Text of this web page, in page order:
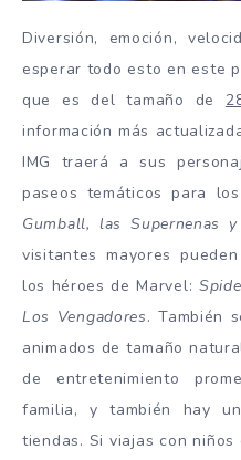
Diversión, emoción,
esperar todo esto en este
que es del tamaño de
información más
IMG traerá a sus
paseos temáticos para
Gumball, las Supernenas y
visitantes mayores
los héroes de Marvel:
Los Vengadores. También
animados de tamaño
de entretenimiento
familia, y también hay
tiendas. Si viajas con